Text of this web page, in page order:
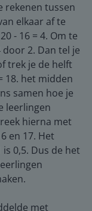
rekenen tussen
elkaar af te
- 16 = 4. Om te
2. Dan tel je
trek je de helft
18. het midden
samen hoe je
leerlingen
hierna met
en 17. Het
0,5. Dus de het
met